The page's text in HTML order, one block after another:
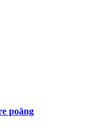
poäng